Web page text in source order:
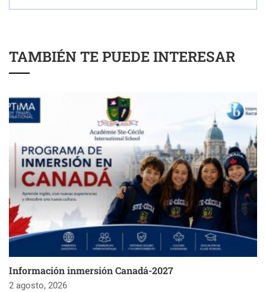
TAMBIÉN TE PUEDE INTERESAR
Información inmersión Canadá-2027
2 agosto, 2026